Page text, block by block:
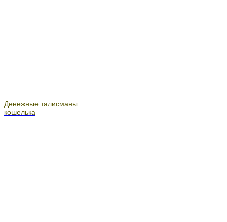
Денежные талисманы
кошелька